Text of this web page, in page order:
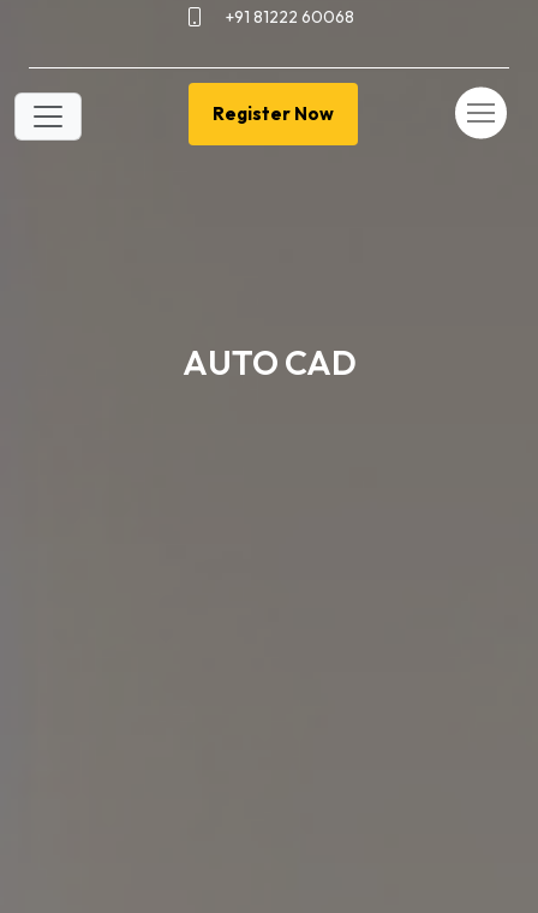
+91 81222 60068
Register Now
AUTO CAD